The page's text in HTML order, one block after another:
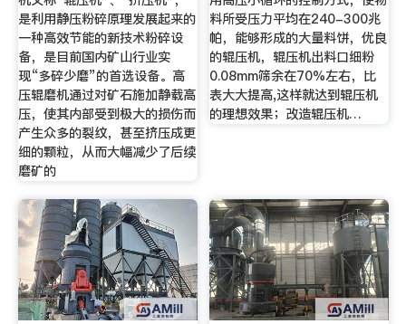
是利用静压粉碎原理发展起来的
一种高效节能的新技术粉碎设
备，是目前国内矿山行业实
现“多碎少磨”的首选设备。高
压辊磨机通过对矿石施加静载高
压，使其内部受到极大的损伤而
产生众多的裂纹，甚至挤压成更
细的颗粒，从而大幅减少了后续
磨矿的
料所受压力平均在240-300兆
帕，能够形成的大量料饼，优良
的辊压机，辊压机出料口细粉
0.08mm筛余在70%左右，比
表大大提高,这样就达到辊压机
的理想效果；改造辊压机…